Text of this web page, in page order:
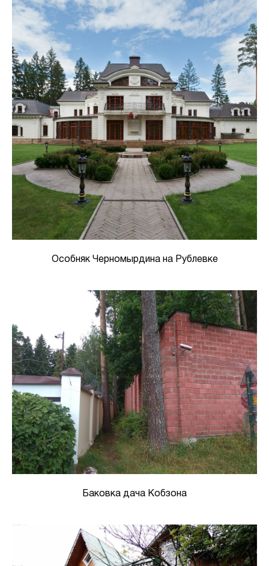
Особняк Черномырдина на Рублевке
Баковка дача Кобзона